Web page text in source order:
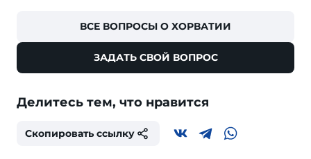
ВСЕ ВОПРОСЫ О ХОРВАТИИ
ЗАДАТЬ СВОЙ ВОПРОС
Делитесь тем, что нравится
Скопировать ссылку